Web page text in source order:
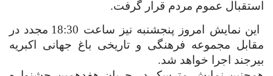
استقبال عموم مردم قرار گرفت.
این نمایش امروز پنجشنبه نیز ساعت 18:30 مجدد در
مقابل مجموعه فرهنگی و تاریخی باغ جهانی اکبریه
بیرجند اجرا خواهد شد.